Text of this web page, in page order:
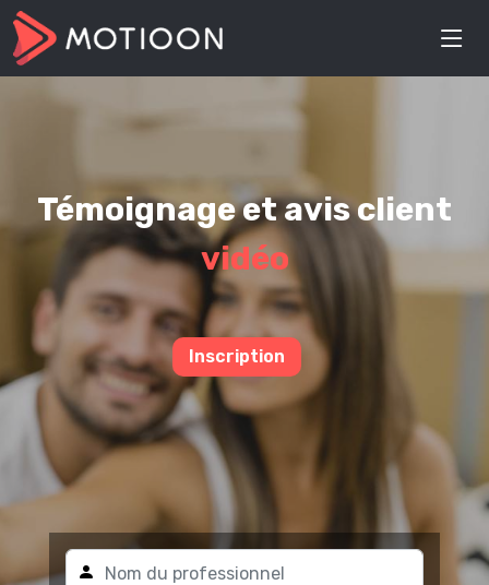
Témoignage et avis client
vidéo
Inscription